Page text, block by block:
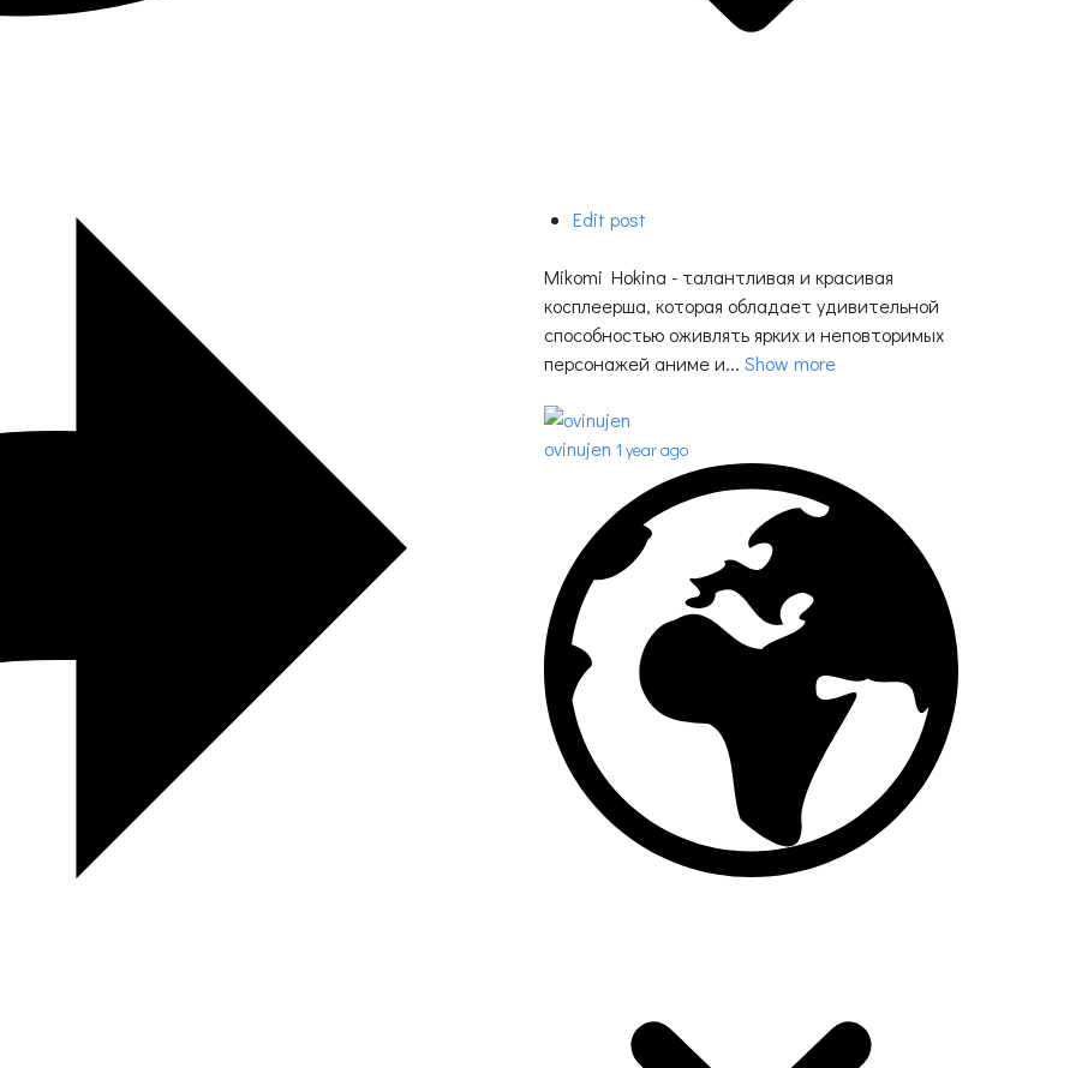
Edit post
Mikomi Hokina - талантливая и красивая
косплеерша, которая обладает удивительной
способностью оживлять ярких и неповторимых
персонажей аниме и... Show more
ovinujen 1 year ago